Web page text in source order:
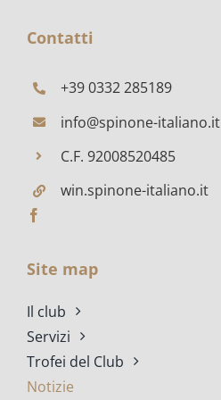
POLESINE
Contatti
+39 0332 285189
info@spinone-italiano.it
C.F. 92008520485
win.spinone-italiano.it
Site map
Il club
Servizi
Trofei del Club
Notizie